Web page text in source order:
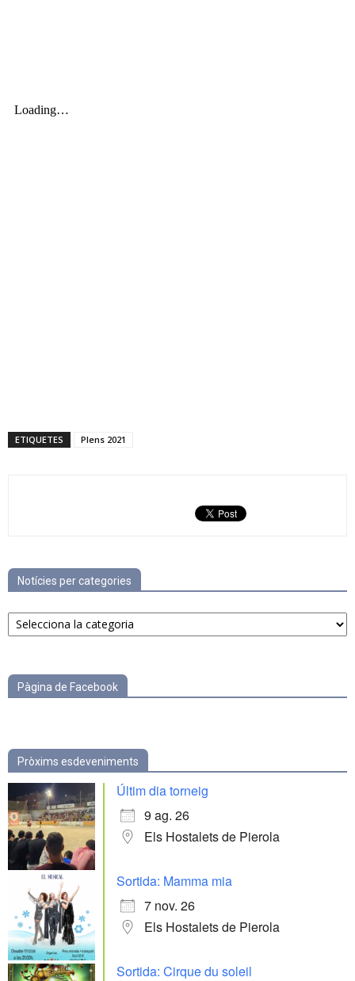
ETIQUETES Plens 2021
Notícies per categories
Notícies
per
Pàgina de Facebook
Pròxims esdeveniments
Últim dia torneig
9 ag. 26
Els Hostalets de Pierola
Sortida: Mamma mia
7 nov. 26
Els Hostalets de Pierola
Sortida: Cirque du soleil